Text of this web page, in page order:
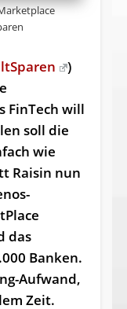
)
FinTech will
soll die
wie
Raisin nun
das
Banken.
Aufwand,
Zeit.